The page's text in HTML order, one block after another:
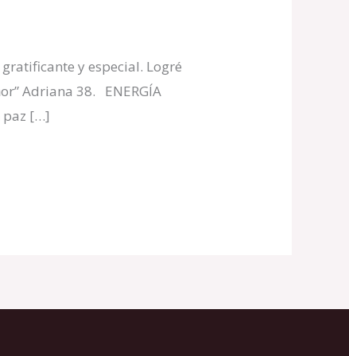
y especial. Logré
Adriana 38. ENERGÍA
paz […]